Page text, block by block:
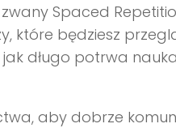
Spaced
które będziesz
jak długo potrwa nauka
aby dobrze